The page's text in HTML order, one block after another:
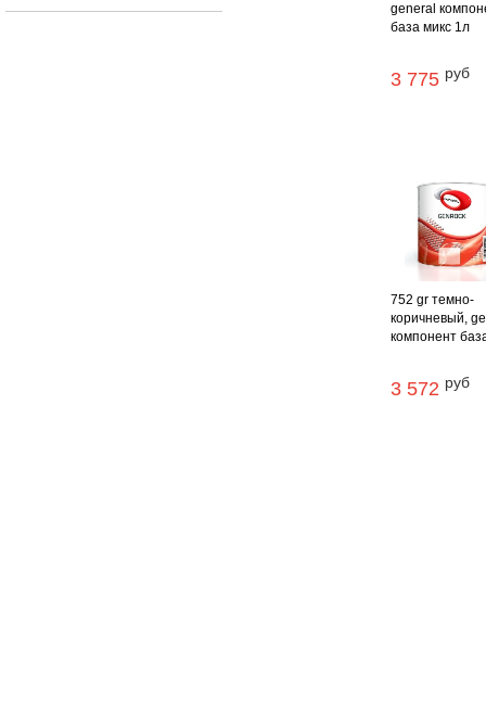
general
база микс 1л
3 775 руб
752 gr темно-
коричневый,
компонент
3 572 руб